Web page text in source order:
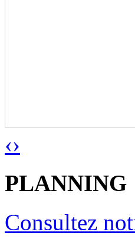
‹›
PLANNING
Consultez